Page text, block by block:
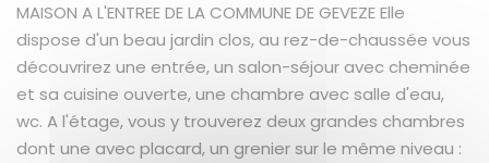
MAISON A L'ENTREE DE LA COMMUNE DE GEVEZE Elle
dispose d'un beau jardin clos, au rez-de-chaussée vous
découvrirez une entrée, un salon-séjour avec cheminée
et sa cuisine ouverte, une chambre avec salle d'eau,
wc. A l'étage, vous y trouverez deux grandes chambres
dont une avec placard, un grenier sur le même niveau :